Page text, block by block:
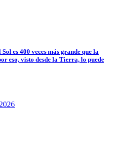
es 400 veces más grande que la
eso, visto desde la Tierra, lo puede